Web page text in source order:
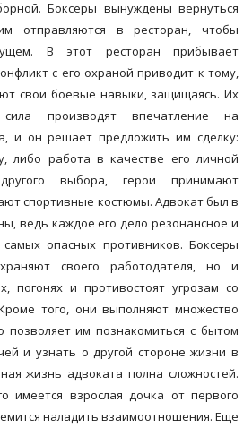
Боксеры вынуждены вернуться
отправляются в ресторан, чтобы
В этот ресторан прибывает
с его охраной приводит к тому,
свои боевые навыки, защищаясь. Их
производят впечатление на
и он решает предложить им сделку:
либо работа в качестве его личной
выбора, герои принимают
спортивные костюмы. Адвокат был в
ведь каждое его дело резонансное и
опасных противников. Боксеры
своего работодателя, но и
погонях и противостоят угрозам со
того, они выполняют множество
позволяет им познакомиться с бытом
и узнать о другой стороне жизни в
жизнь адвоката полна сложностей.
имеется взрослая дочка от первого
наладить взаимоотношения. Еще